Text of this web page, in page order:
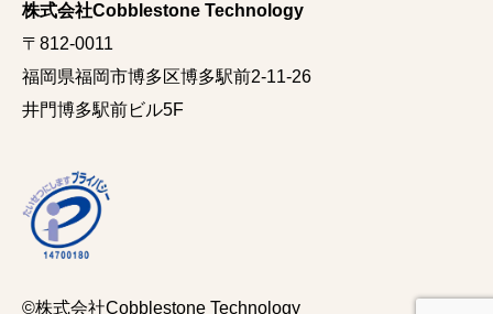
株式会社Cobblestone Technology
〒812-0011
福岡県福岡市博多区博多駅前2-11-26
井門博多駅前ビル5F
©株式会社Cobblestone Technology